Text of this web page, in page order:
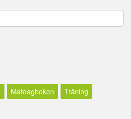
Matdagboken Träning